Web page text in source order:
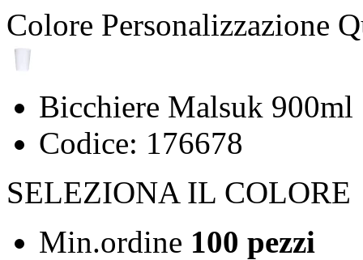
Colore Personalizzazione
Bicchiere Malsuk 900ml
Codice: 176678
SELEZIONA IL COLORE
Min.ordine 100 pezzi